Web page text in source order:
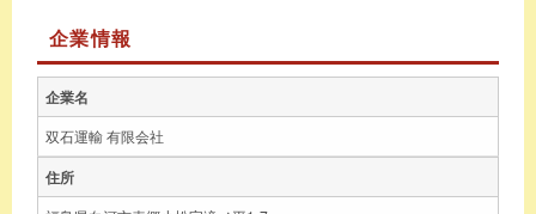
企業情報
企業名
双石運輸 有限会社
住所